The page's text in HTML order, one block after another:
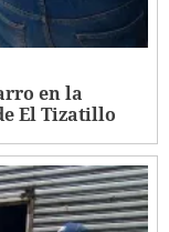
en la
El Tizatillo